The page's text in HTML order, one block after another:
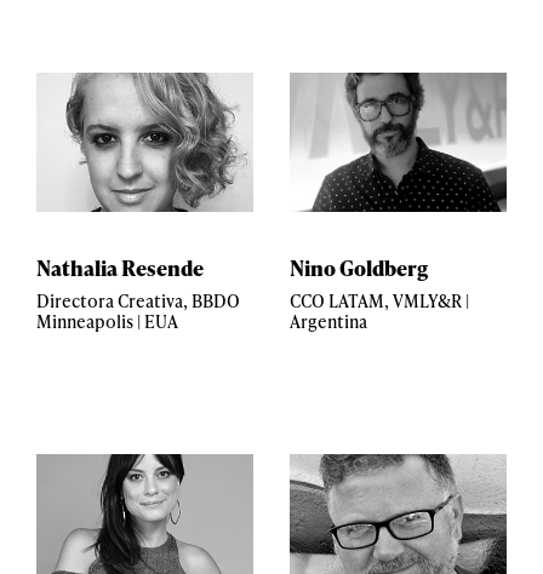
Nathalia Resende
Directora Creativa, BBDO
Minneapolis | EUA
Nino Goldberg
CCO LATAM, VMLY&R |
Argentina